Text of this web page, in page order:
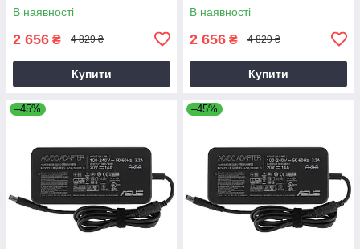
В наявності
2 656 ₴ 4 829 ₴
Купити
В наявності
2 656 ₴ 4 829 ₴
Купити
–45% –45%